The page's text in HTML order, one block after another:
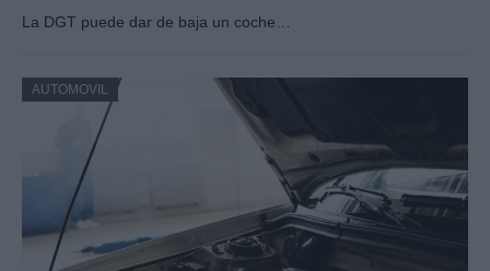
La DGT puede dar de baja un coche…
AUTOMOVIL